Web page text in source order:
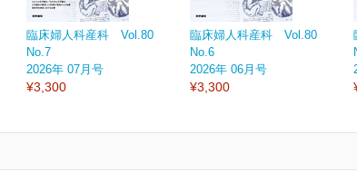
臨床婦人科産科 Vol.80
No.7
2026年 07月号
¥3,300
臨床婦人科産科 Vol.80
No.6
2026年 06月号
¥3,300